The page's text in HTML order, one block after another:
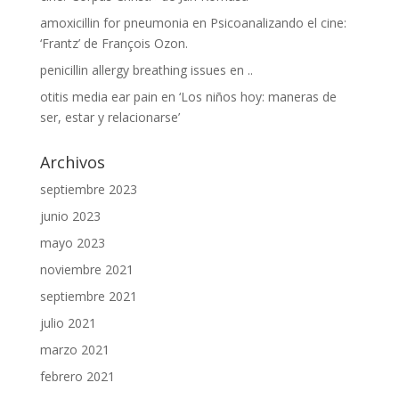
amoxicillin for pneumonia en Psicoanalizando el cine:
‘Frantz’ de François Ozon.
penicillin allergy breathing issues en ..
otitis media ear pain en ‘Los niños hoy: maneras de
ser, estar y relacionarse’
Archivos
septiembre 2023
junio 2023
mayo 2023
noviembre 2021
septiembre 2021
julio 2021
marzo 2021
febrero 2021